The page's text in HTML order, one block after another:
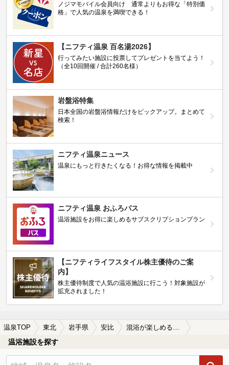
ノジマモバイル会員向け 通常よりもお得な「特別価
格」で人気の温泉を満喫できる！
【ニフティ温泉 百名湯2026】
行ってみたい施設に投票してプレゼントを当てよう！
（全10回開催 / 合計260名様）
岩盤浴特集
日本全国の岩盤浴情報だけをピックアップ。まとめて
検索！
ニフティ温泉ニュース
温泉にもっと行きたくなる！お得な情報を掲載中
ニフティ温泉 おふろパス
温浴施設をお得に楽しめるサブスクリプションプラン
【ニフティライフスタイル株主優待のご案
内】
株主優待制度で人気の温浴施設に行こう！対象施設が
拡充されました！
温泉TOP 東北 岩手県 安比 混浴が楽しめる安比の温泉、日帰り温泉、スーパー銭湯おすすめ
温浴施設を探す